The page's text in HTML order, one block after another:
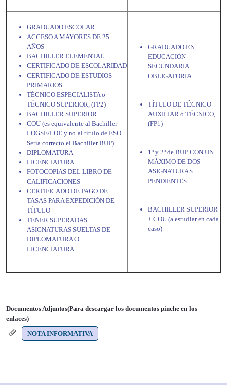
GRADUADO ESCOLAR
ACCESO A MAYORES DE 25
AÑOS
BACHILLER ELEMENTAL
CERTIFICADO DE ESCOLARIDAD
CERTIFICADO DE ESTUDIOS
PRIMARIOS
TÉCNICO ESPECIALISTA o
TÉCNICO SUPERIOR, (FP2)
BACHILLER SUPERIOR
COU (es equivalente al Bachiller
LOGSE/LOE y no al título de ESO.
Sería correcto el Bachiller BUP)
DIPLOMATURA
LICENCIATURA
FOTOCOPIAS DEL LIBRO DE
CALIFICACIONES
CERTIFICADO DE PAGO DE
TASAS PARA EXPEDICIÓN DE
TÍTULO
TENER SUPERADAS
ASIGNATURAS SUELTAS DE
DIPLOMATURA O
LICENCIATURA
GRADUADO EN
EDUCACIÓN
SECUNDARIA
OBLIGATORIA
TÍTULO DE TÉCNICO
AUXILIAR o TÉCNICO,
(FP1)
1º y 2º de BUP CON UN
MÁXIMO DE DOS
ASIGNATURAS
PENDIENTES
BACHILLER SUPERIOR
+ COU (a estudiar en cada
caso)
Documentos Adjuntos(Para descargar los documentos pinche en los
enlaces)
NOTA INFORMATIVA